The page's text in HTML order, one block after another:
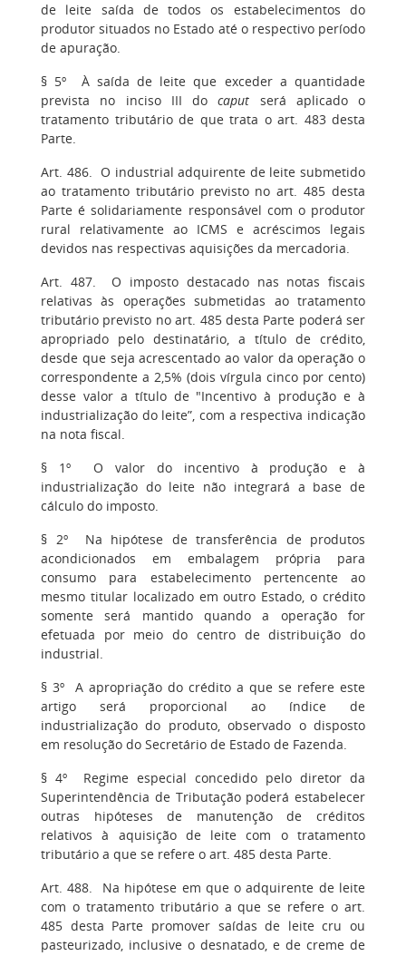
de leite saída de todos os estabelecimentos do
produtor situados no Estado até o respectivo período
de apuração.
§ 5º À saída de leite que exceder a quantidade
prevista no inciso III docaput será aplicado o
tratamento tributário de que trata o art. 483 desta
Parte.
Art. 486. O industrial adquirente de leite submetido
ao tratamento tributário previsto no art. 485 desta
Parte é solidariamente responsável com o produtor
rural relativamente ao ICMS e acréscimos legais
devidos nas respectivas aquisições da mercadoria.
Art. 487. O imposto destacado nas notas fiscais
relativas às operações submetidas ao tratamento
tributário previsto no art. 485 desta Parte poderá ser
apropriado pelo destinatário, a título de crédito,
desde que seja acrescentado ao valor da operação o
correspondente a 2,5% (dois vírgula cinco por cento)
desse valor a título de "Incentivo à produção e à
industrialização do leite”, com a respectiva indicação
na nota fiscal.
§ 1º O valor do incentivo à produção e à
industrialização do leite não integrará a base de
cálculo do imposto.
§ 2º Na hipótese de transferência de produtos
acondicionados em embalagem própria para
consumo para estabelecimento pertencente ao
mesmo titular localizado em outro Estado, o crédito
somente será mantido quando a operação for
efetuada por meio do centro de distribuição do
industrial.
§ 3º A apropriação do crédito a que se refere este
artigo será proporcional ao índice de
industrialização do produto, observado o disposto
em resolução do Secretário de Estado de Fazenda.
§ 4º Regime especial concedido pelo diretor da
Superintendência de Tributação poderá estabelecer
outras hipóteses de manutenção de créditos
relativos à aquisição de leite com o tratamento
tributário a que se refere o art. 485 desta Parte.
Art. 488. Na hipótese em que o adquirente de leite
com o tratamento tributário a que se refere o art.
485 desta Parte promover saídas de leite cru ou
pasteurizado, inclusive o desnatado, e de creme de